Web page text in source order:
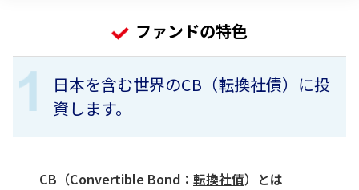
ファンドの特色
日本を含む世界のCB（転換社債）に投
資します。
CB（Convertible Bond： 転換社債）とは